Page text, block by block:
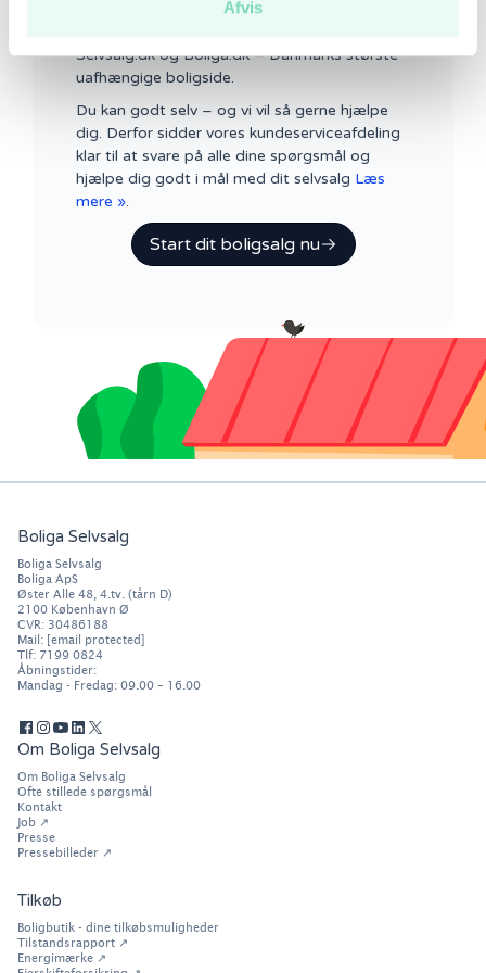
Afvis
Selvsalg – Selvsalg.dk markedsføres den
Selvsalg.dk og Boliga.dk – Danmarks største
uafhængige boligside.
Du kan godt selv – og vi vil så gerne hjælpe
dig. Derfor sidder vores kundeserviceafdeling
klar til at svare på alle dine spørgsmål og
hjælpe dig godt i mål med dit selvsalg Læs
mere ».
Start dit boligsalg nu
Boliga Selvsalg
Boliga Selvsalg
Boliga ApS
Øster Alle 48, 4.tv. (tårn D)
2100 København Ø
CVR: 30486188
Mail: [email protected]
Tlf: 7199 0824
Åbningstider:
Mandag - Fredag: 09.00 – 16.00
Om Boliga Selvsalg
Om Boliga Selvsalg
Ofte stillede spørgsmål
Kontakt
Job ↗
Presse
Pressebilleder ↗
Tilkøb
Boligbutik - dine tilkøbsmuligheder
Tilstandsrapport ↗
Energimærke ↗